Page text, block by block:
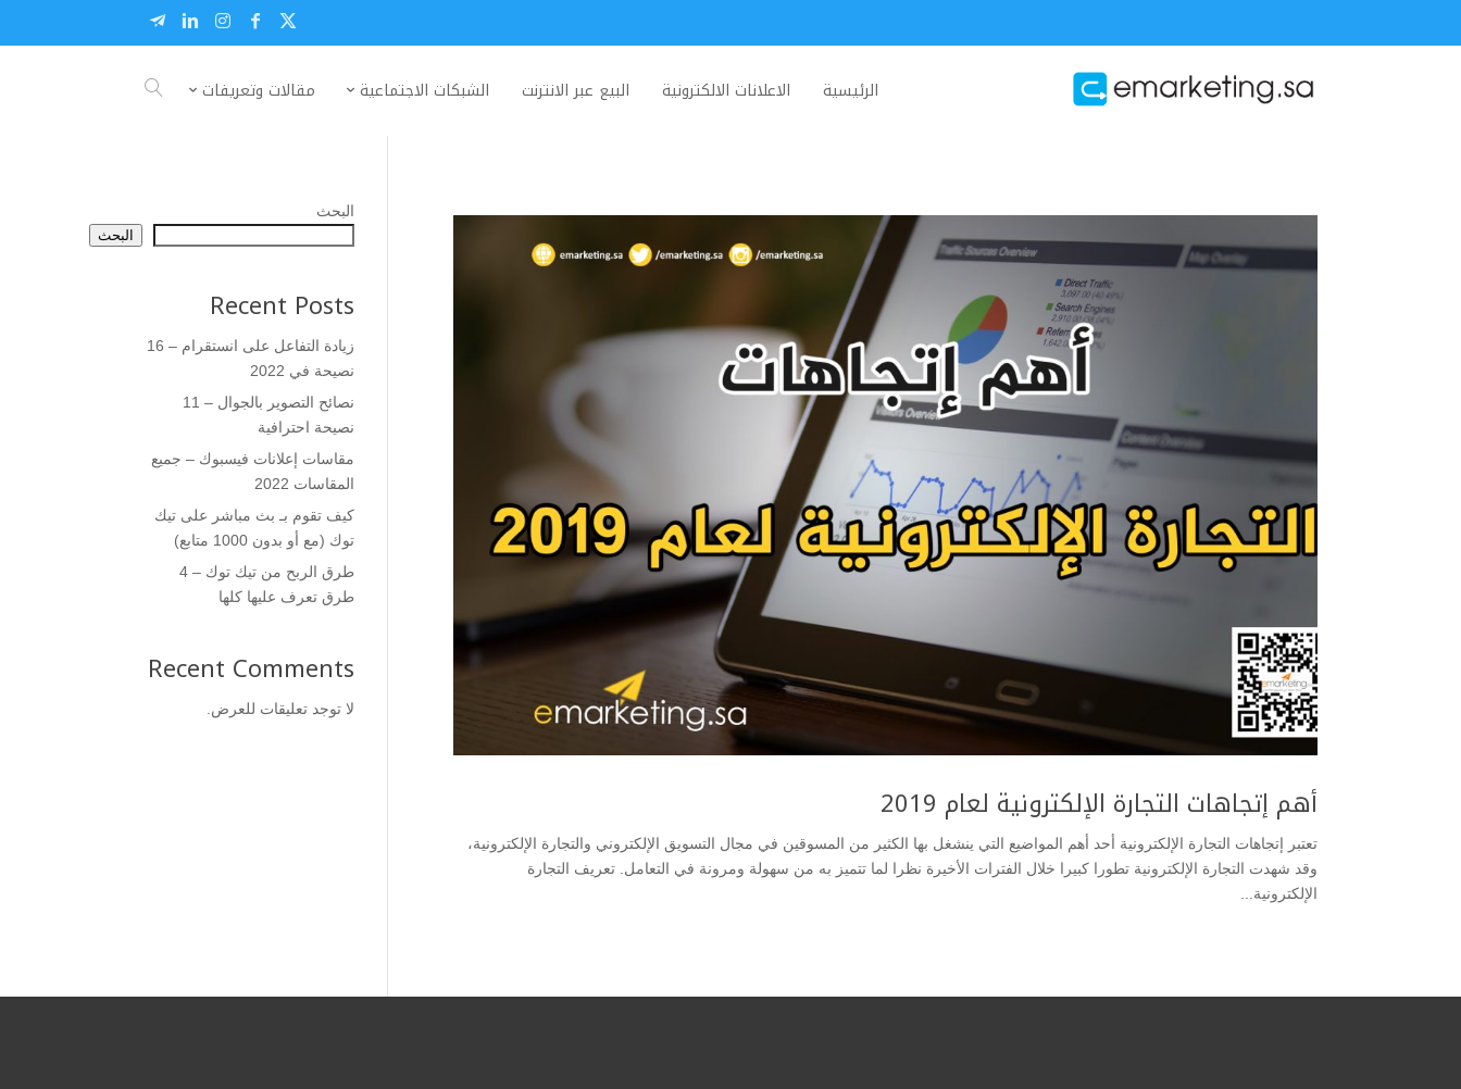
الرئيسية الاعلانات الالكترونية البيع عبر الانترنت الشبكات الاجتماعية مقالات وتعريفات
أهم إتجاهات التجارة الإلكترونية لعام 2019
تعتبر إتجاهات التجارة الإلكترونية أحد أهم المواضيع التي ينشغل بها الكثير من المسوقين في مجال التسويق الإلكتروني والتجارة الإلكترونية،
وقد شهدت التجارة الإلكترونية تطورا كبيرا خلال الفترات الأخيرة نظرا لما تتميز به من سهولة ومرونة في التعامل. تعريف التجارة
الإلكترونية...
البحث
البحث
Recent Posts
زيادة التفاعل على انستقرام – 16
نصيحة في 2022
نصائح التصوير بالجوال – 11
نصيحة احترافية
مقاسات إعلانات فيسبوك – جميع
المقاسات 2022
كيف تقوم بـ بث مباشر على تيك
توك (مع أو بدون 1000 متابع)
طرق الربح من تيك توك – 4
طرق تعرف عليها كلها
Recent Comments
لا توجد تعليقات للعرض.